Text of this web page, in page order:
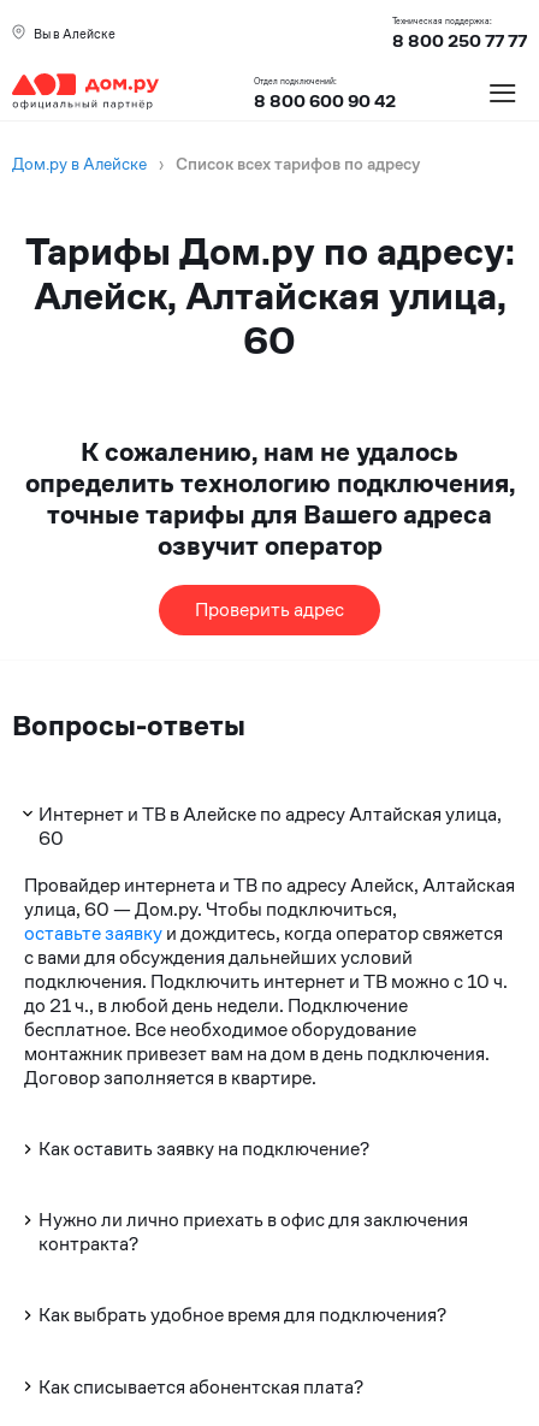
Вы в Алейске
Техническая поддержка:
8 800 250 77 77
Отдел подключений:
8 800 600 90 42 ≡
Дом.ру в Алейске › Список всех тарифов по адресу
Тарифы Дом.ру по адресу:
Алейск, Алтайская улица,
60
К сожалению, нам не удалось
определить технологию подключения,
точные тарифы для Вашего адреса
озвучит оператор
Проверить адрес
Вопросы-ответы
Интернет и ТВ в Алейске по адресу Алтайская улица,
60
Провайдер интернета и ТВ по адресу Алейск, Алтайская
улица, 60 — Дом.ру. Чтобы подключиться,
оставьте заявкуи дождитесь, когда оператор свяжется
с вами для обсуждения дальнейших условий
подключения. Подключить интернет и ТВ можно с 10 ч.
до 21 ч., в любой день недели. Подключение
бесплатное. Все необходимое оборудование
монтажник привезет вам на дом в день подключения.
Договор заполняется в квартире.
Как оставить заявку на подключение?
Нужно ли лично приехать в офис для заключения
контракта?
Как выбрать удобное время для подключения?
Как списывается абонентская плата?